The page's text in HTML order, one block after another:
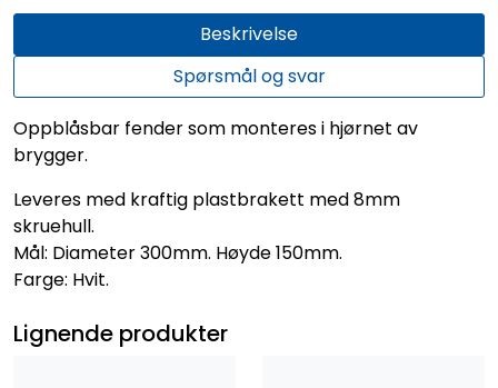
Beskrivelse
Spørsmål og svar
Oppblåsbar fender som monteres i hjørnet av
brygger.
Leveres med kraftig plastbrakett med 8mm
skruehull.
Mål: Diameter 300mm. Høyde 150mm.
Farge: Hvit.
Lignende produkter